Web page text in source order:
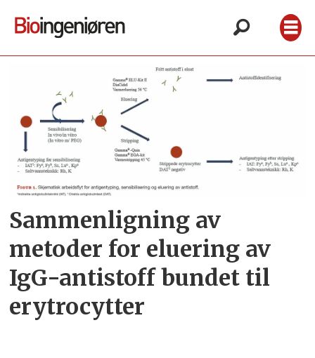
erytrocytter
Sammenligning av
metoder for eluering av
IgG-antistoff bundet til
erytrocytter